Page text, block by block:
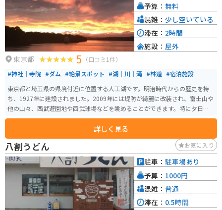
東京都 5 （口コミ1件）
#神社｜寺院 #ダム #絶景スポット #湖｜川｜滝 #林道 #宿泊施設
東京都と埼玉県の県境付近に位置する人工湖です。明治時代からの歴史を持
ち、1927年に建設されました。2009年には堤防が綺麗に改装され、富士山や
他の山々、西武遊園地や西武球場などを眺めることができます。特に夕日は
絶景であり、多くのカメラマンが訪れるほどです。湖の周りは木々で囲まれ
ており、ツーリングには気持ちの良いスポットとなっています。
詳しく見る
予算： 無料
混雑： 少し空いている
滞在： 2時間
施設： 屋外
八割うどん お気に入り
駐車： 駐車場あり
予算： 1000円
混雑： 普通
滞在： 0.5時間